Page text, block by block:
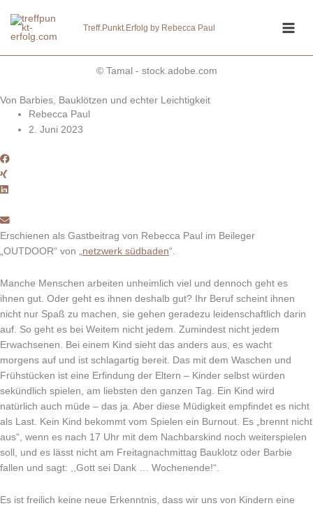
Inhalt
springen
Treff.Punkt.Erfolg by Rebecca Paul
© Tamal - stock.adobe.com
Von Barbies, Bauklötzen und echter Leichtigkeit
Rebecca Paul
2. Juni 2023
Erschienen als Gastbeitrag von Rebecca Paul im Beileger
„OUTDOOR“ von „netzwerk südbaden“.
Manche Menschen arbeiten unheimlich viel und dennoch geht es
ihnen gut. Oder geht es ihnen deshalb gut? Ihr Beruf scheint ihnen
nicht nur Spaß zu machen, sie gehen geradezu leidenschaftlich darin
auf. So geht es bei Weitem nicht jedem. Zumindest nicht jedem
Erwachsenen. Bei einem Kind sieht das anders aus, es wacht
morgens auf und ist schlagartig bereit. Das mit dem Waschen und
Frühstücken ist eine Erfin­dung der Eltern – Kinder selbst würden
sekündlich spielen, am liebsten den ganzen Tag. Ein Kind wird
natürlich auch müde – das ja. Aber diese Müdigkeit empfindet es nicht
als Last. Kein Kind bekommt vom Spielen ein Burnout. Es „brennt nicht
aus“, wenn es nach 17 Uhr mit dem Nachbarskind noch weiterspie­len
soll, und es lässt nicht am Freitagnachmittag Bauklotz oder Barbie
fallen und sagt: ,,Gott sei Dank … Wochenende!“.
Es ist freilich keine neue Erkenntnis, dass wir uns von Kindern eine